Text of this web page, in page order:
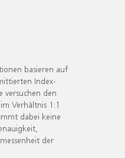
basieren auf
Index-
versuchen den
Verhältnis 1:1
dabei keine
der